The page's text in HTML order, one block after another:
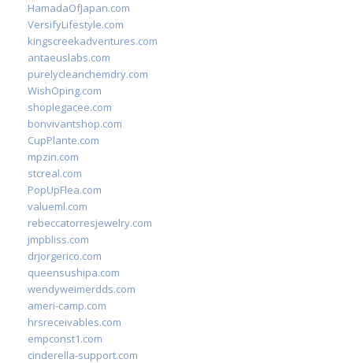
HamadaOfJapan.com
VersifyLifestyle.com
kingscreekadventures.com
antaeuslabs.com
purelycleanchemdry.com
WishOping.com
shoplegacee.com
bonvivantshop.com
CupPlante.com
mpzin.com
stcreal.com
PopUpFlea.com
valueml.com
rebeccatorresjewelry.com
jmpbliss.com
drjorgerico.com
queensushipa.com
wendyweimerdds.com
ameri-camp.com
hrsreceivables.com
empconst1.com
cinderella-support.com